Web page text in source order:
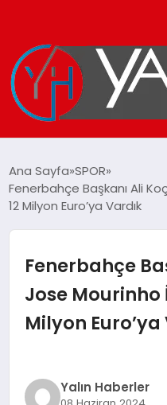
SPOR
YAŞAM
Ana Sayfa SPOR
Fenerbahçe Başkanı Ali
12 Milyon Euro’ya Vardık
Fenerbahçe
Jose Mourinho
Milyon Euro’ya
Yalın Haberler